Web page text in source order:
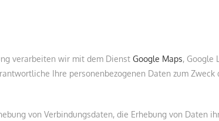
verarbeiten wir mit dem Dienst Google Maps, Google
Ihre personenbezogenen Daten zum
von Verbindungsdaten, die Erhebung von Daten